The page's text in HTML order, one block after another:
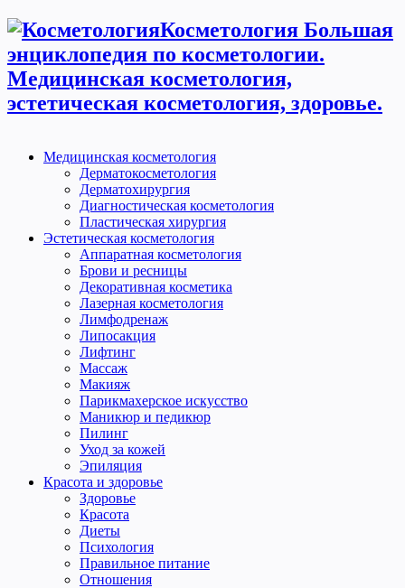
Косметология Большая
энциклопедия по косметологии.
Медицинская косметология,
эстетическая косметология, здоровье.
Медицинская косметология
Дерматокосметология
Дерматохирургия
Диагностическая косметология
Пластическая хирургия
Эстетическая косметология
Аппаратная косметология
Брови и ресницы
Декоративная косметика
Лазерная косметология
Лимфодренаж
Липосакция
Лифтинг
Массаж
Макияж
Парикмахерское искусство
Маникюр и педикюр
Пилинг
Уход за кожей
Эпиляция
Красота и здоровье
Здоровье
Красота
Диеты
Психология
Правильное питание
Отношения